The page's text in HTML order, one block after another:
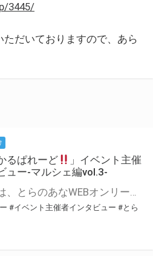
3445/
だいておりますので、あら
るぱれーど
」イベント主催
ュー-マルシェ編vol.3-
こんにちは、とらのあなWEBオンリー運営スタッフです。 新たにお届けする、イベント主催者インタビュー-マルシェ編-は、 とらのあなWEBオンリー「マルシェ」をご利用した主催様に 「マルシェ」を使って開催した感想や心がけをお聞きする企画です。 今回は、WEBオンリー初開催「つるみかるぱれーど
#イベント主催者インタビュー #とら